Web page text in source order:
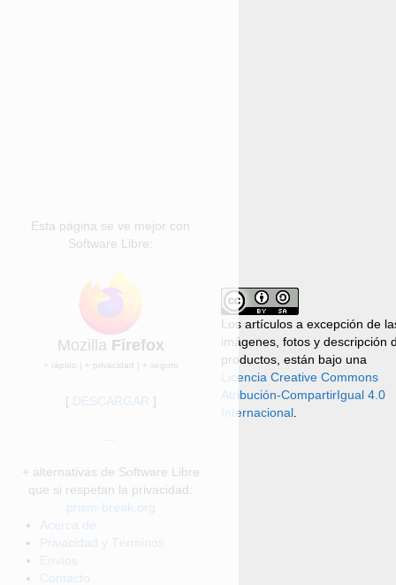
Esta página se ve mejor con
Software Libre:
Mozilla Firefox
+ rápido | + privacidad | + seguro
[ DESCARGAR ]
...
+ alternativas de Software Libre
que si respetan la privacidad:
prism-break.org
Los artículos a excepción de
imágenes, fotos y descripción
productos, están bajo una
Licencia Creative Commons
Atribución-CompartirIgual 4.0
Internacional.
Acerca de
Privacidad y Términos
Envíos
Contacto